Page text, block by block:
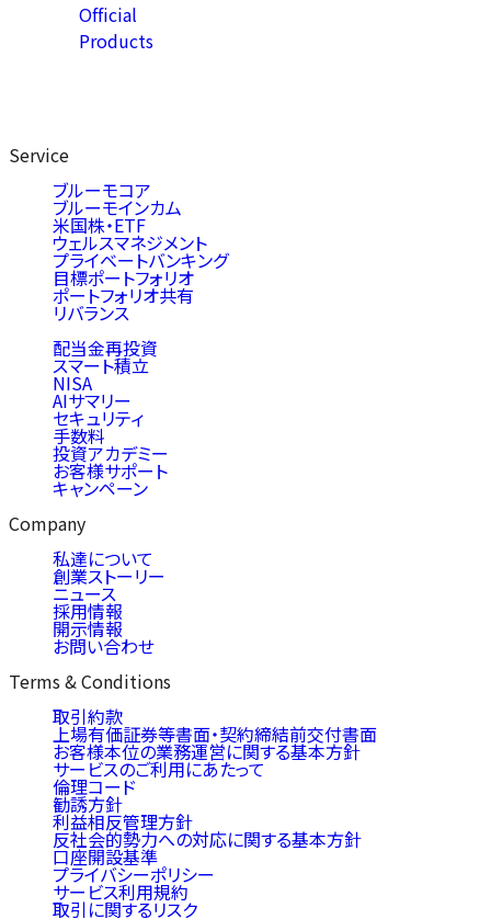
Official
Products
Service
ブルーモコア
ブルーモインカム
米国株・ETF
ウェルスマネジメント
プライベートバンキング
目標ポートフォリオ
ポートフォリオ共有
リバランス
配当金再投資
スマート積立
NISA
AIサマリー
セキュリティ
手数料
投資アカデミー
お客様サポート
キャンペーン
Company
私達について
創業ストーリー
ニュース
採用情報
開示情報
お問い合わせ
Terms & Conditions
取引約款
上場有価証券等書面・契約締結前交付書面
お客様本位の業務運営に関する基本方針
サービスのご利用にあたって
倫理コード
勧誘方針
利益相反管理方針
反社会的勢力への対応に関する基本方針
口座開設基準
プライバシーポリシー
サービス利用規約
取引に関するリスク